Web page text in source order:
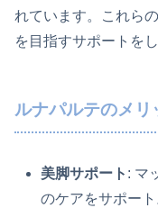
れています。これら
を目指すサポートをし
ルナパルテのメリ
美脚サポート : マ
のケアをサポート